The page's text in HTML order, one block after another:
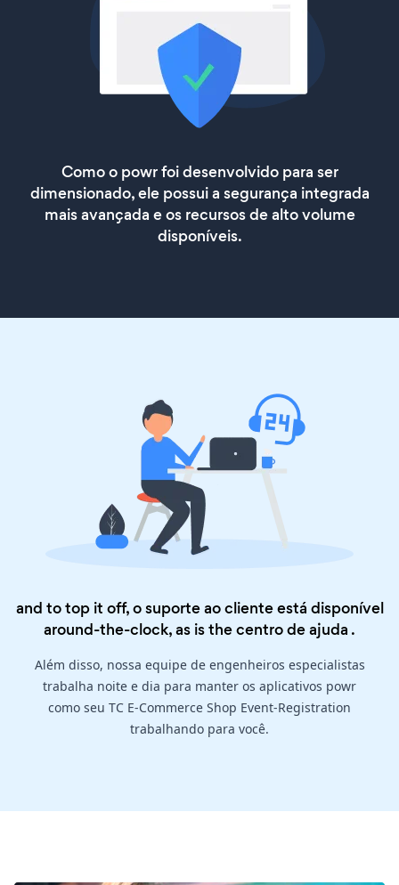
Como o powr foi desenvolvido para ser
dimensionado, ele possui a segurança integrada
mais avançada e os recursos de alto volume
disponíveis.
and to top it off, o suporte ao cliente está disponível
around-the-clock, as is thecentro de ajuda .
Além disso, nossa equipe de engenheiros especialistas
trabalha noite e dia para manter os aplicativos powr
como seu TC E-Commerce Shop Event-Registration
trabalhando para você.